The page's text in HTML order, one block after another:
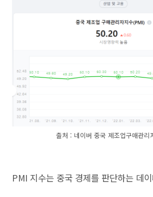
출처 : 네이버 중국 제조업구매관리
PMI 지수는 중국 경제를 판단하는 데